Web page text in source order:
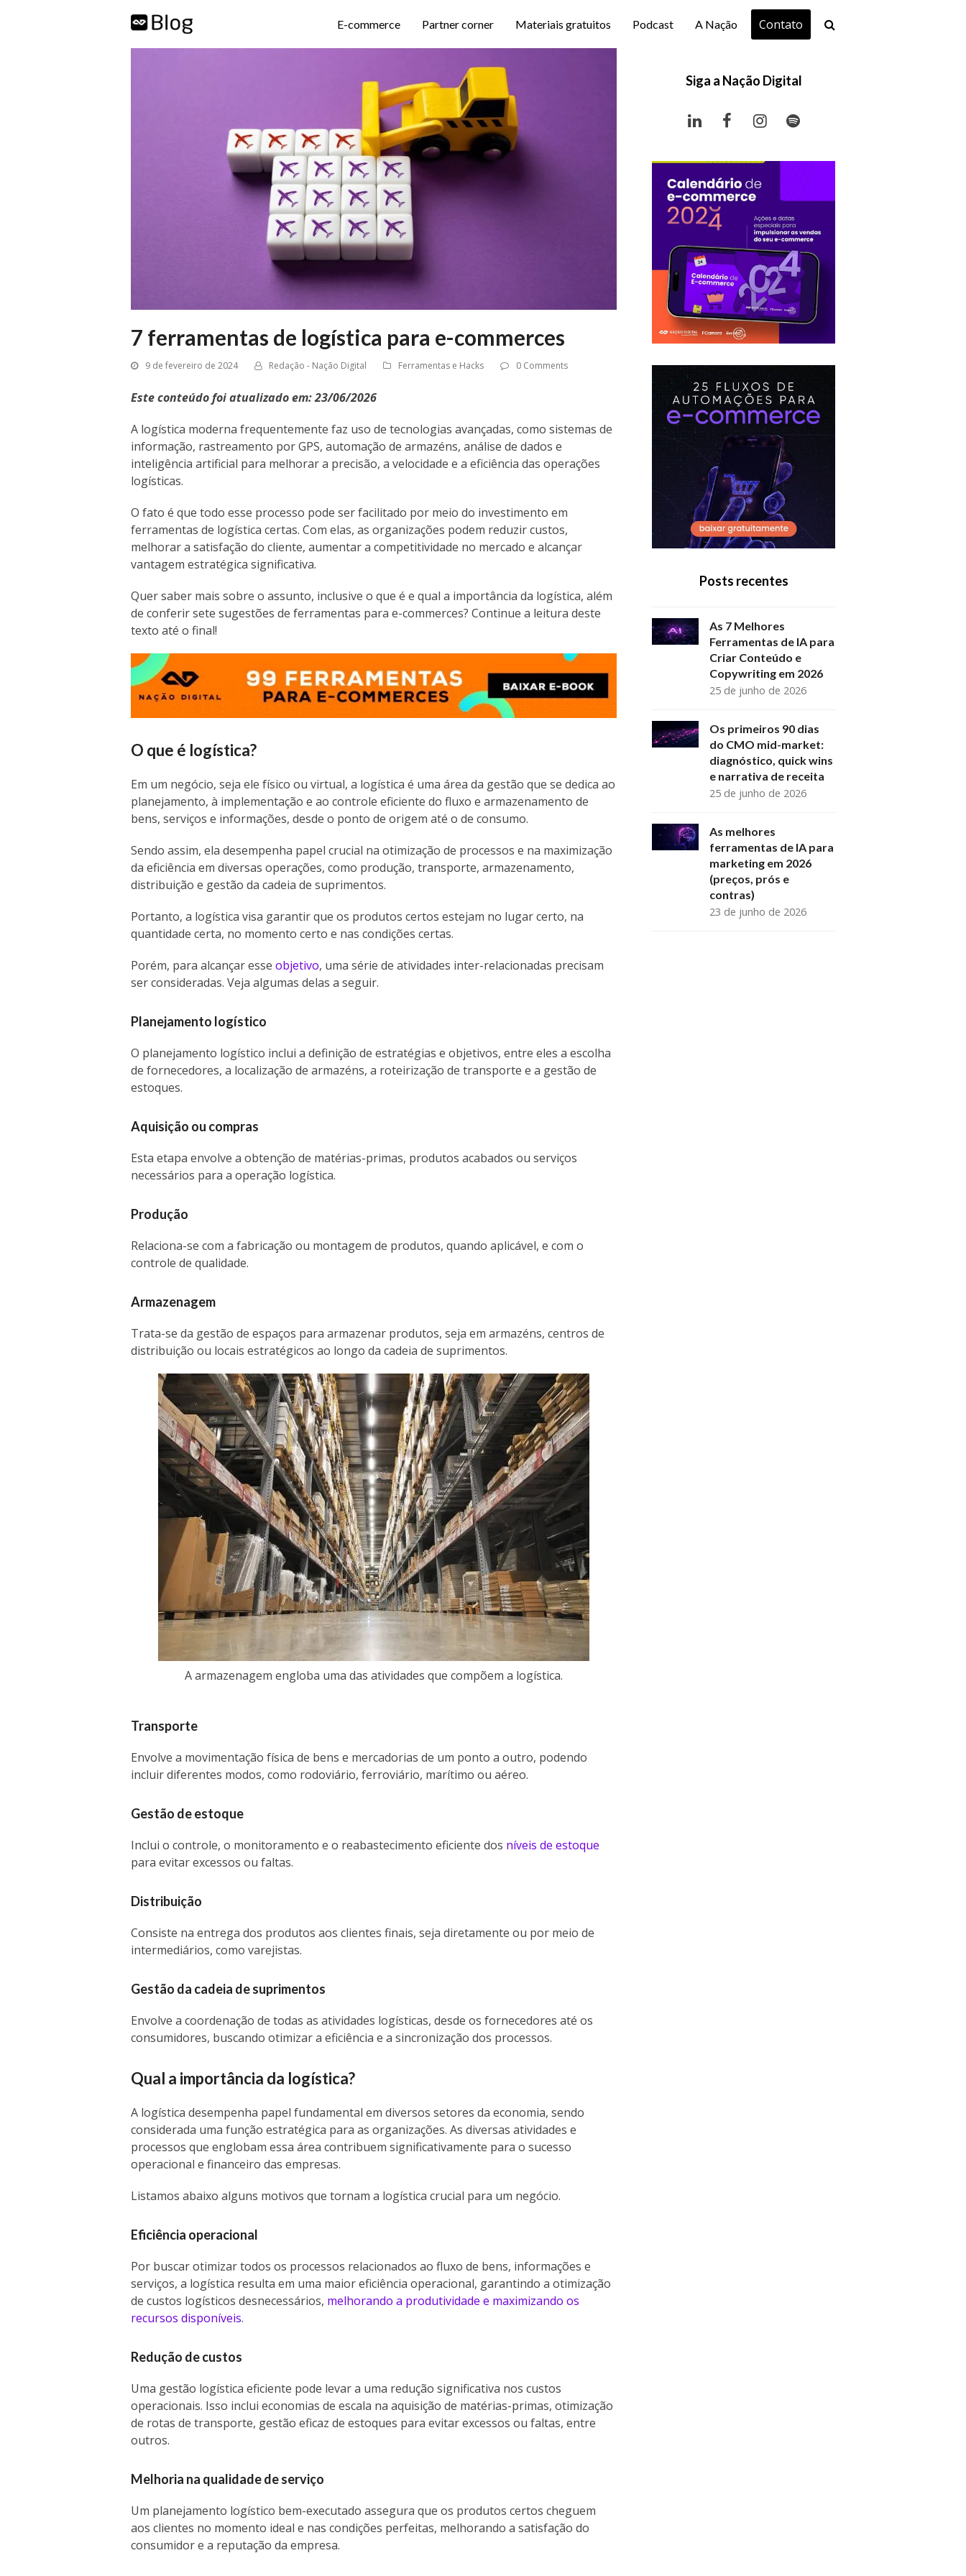
E-commerce Partner corner Materiais gratuitos Podcast A Nação Contato
7 ferramentas de logística para e-commerces
9 de fevereiro de 2024 Redação - Nação Digital Ferramentas e Hacks 0 Comments
Este conteúdo foi atualizado em: 23/06/2026
A logística moderna frequentemente faz uso de tecnologias avançadas, como sistemas de
informação, rastreamento por GPS, automação de armazéns, análise de dados e
inteligência artificial para melhorar a precisão, a velocidade e a eficiência das operações
logísticas.
O fato é que todo esse processo pode ser facilitado por meio do investimento em
ferramentas de logística certas. Com elas, as organizações podem reduzir custos,
melhorar a satisfação do cliente, aumentar a competitividade no mercado e alcançar
vantagem estratégica significativa.
Quer saber mais sobre o assunto, inclusive o que é e qual a importância da logística, além
de conferir sete sugestões de ferramentas para e-commerces? Continue a leitura deste
texto até o final!
O que é logística?
Em um negócio, seja ele físico ou virtual, a logística é uma área da gestão que se dedica ao
planejamento, à implementação e ao controle eficiente do fluxo e armazenamento de
bens, serviços e informações, desde o ponto de origem até o de consumo.
Sendo assim, ela desempenha papel crucial na otimização de processos e na maximização
da eficiência em diversas operações, como produção, transporte, armazenamento,
distribuição e gestão da cadeia de suprimentos.
Portanto, a logística visa garantir que os produtos certos estejam no lugar certo, na
quantidade certa, no momento certo e nas condições certas.
Porém, para alcançar esse objetivo, uma série de atividades inter-relacionadas precisam
ser consideradas. Veja algumas delas a seguir.
Planejamento logístico
O planejamento logístico inclui a definição de estratégias e objetivos, entre eles a escolha
de fornecedores, a localização de armazéns, a roteirização de transporte e a gestão de
estoques.
Aquisição ou compras
Esta etapa envolve a obtenção de matérias-primas, produtos acabados ou serviços
necessários para a operação logística.
Produção
Relaciona-se com a fabricação ou montagem de produtos, quando aplicável, e com o
controle de qualidade.
Armazenagem
Trata-se da gestão de espaços para armazenar produtos, seja em armazéns, centros de
distribuição ou locais estratégicos ao longo da cadeia de suprimentos.
A armazenagem engloba uma das atividades que compõem a logística.
Transporte
Envolve a movimentação física de bens e mercadorias de um ponto a outro, podendo
incluir diferentes modos, como rodoviário, ferroviário, marítimo ou aéreo.
Gestão de estoque
Inclui o controle, o monitoramento e o reabastecimento eficiente dos níveis de estoque
para evitar excessos ou faltas.
Distribuição
Consiste na entrega dos produtos aos clientes finais, seja diretamente ou por meio de
intermediários, como varejistas.
Gestão da cadeia de suprimentos
Envolve a coordenação de todas as atividades logísticas, desde os fornecedores até os
consumidores, buscando otimizar a eficiência e a sincronização dos processos.
Qual a importância da logística?
A logística desempenha papel fundamental em diversos setores da economia, sendo
considerada uma função estratégica para as organizações. As diversas atividades e
processos que englobam essa área contribuem significativamente para o sucesso
operacional e financeiro das empresas.
Listamos abaixo alguns motivos que tornam a logística crucial para um negócio.
Eficiência operacional
Por buscar otimizar todos os processos relacionados ao fluxo de bens, informações e
serviços, a logística resulta em uma maior eficiência operacional, garantindo a otimização
de custos logísticos desnecessários, melhorando a produtividade e maximizando os
recursos disponíveis.
Redução de custos
Uma gestão logística eficiente pode levar a uma redução significativa nos custos
operacionais. Isso inclui economias de escala na aquisição de matérias-primas, otimização
de rotas de transporte, gestão eficaz de estoques para evitar excessos ou faltas, entre
outros.
Melhoria na qualidade de serviço
Um planejamento logístico bem-executado assegura que os produtos certos cheguem
aos clientes no momento ideal e nas condições perfeitas, melhorando a satisfação do
consumidor e a reputação da empresa.
Siga a Nação Digital
LinkedInFacebook
Instagram
Spotify
Posts recentes
As 7 Melhores
Ferramentas de IA para
Criar Conteúdo e
Copywriting em 2026
25 de junho de 2026
Os primeiros 90 dias
do CMO mid-market:
diagnóstico, quick wins
e narrativa de receita
25 de junho de 2026
As melhores
ferramentas de IA para
marketing em 2026
(preços, prós e
contras)
23 de junho de 2026